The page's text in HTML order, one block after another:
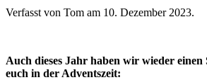
Verfasst von Tom am 10. Dezember 2023.
Auch dieses Jahr haben wir wieder
euch in der Adventszeit: